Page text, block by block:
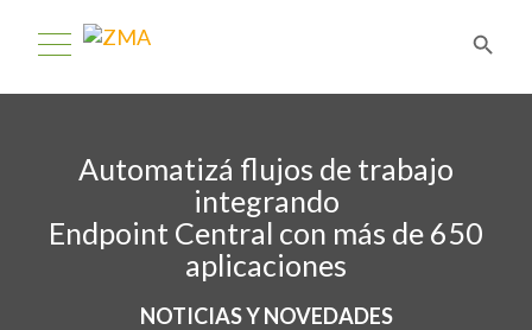
Automatizá flujos de trabajo
integrando
Endpoint Central con más de 650
aplicaciones
NOTICIAS Y NOVEDADES